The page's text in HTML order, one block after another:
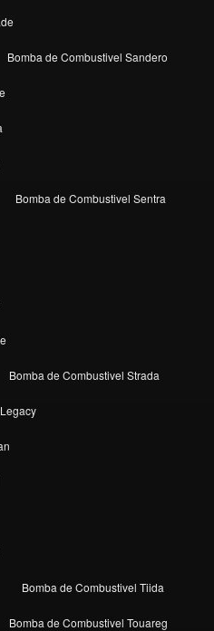
Bomba de Combustivel Sandero
Bomba de Combustivel Sentra
Bomba de Combustivel Strada
Bomba de Combustivel Tiida
Bomba de Combustivel Touareg